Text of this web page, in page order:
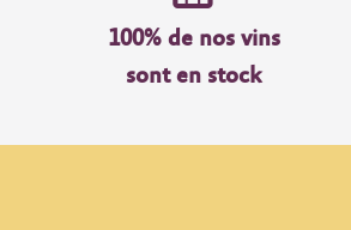
100% de nos vins
sont en stock